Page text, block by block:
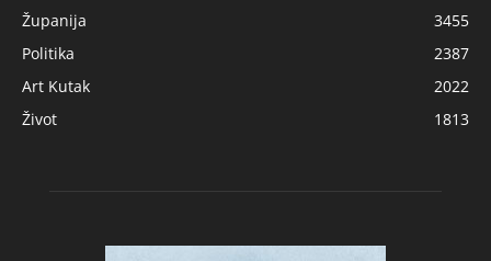
Županija
3455
Politika
2387
Art Kutak
2022
Život
1813